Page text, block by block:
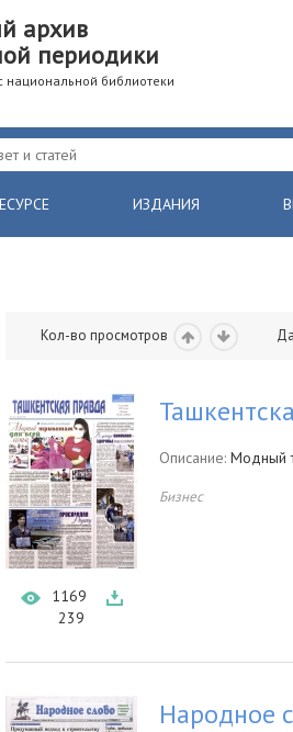
архив
периодики
библиотеки
ИЗДАНИЯ
Кол-во просмотров
1169
239
Описание: Модный
Бизнес
Народное